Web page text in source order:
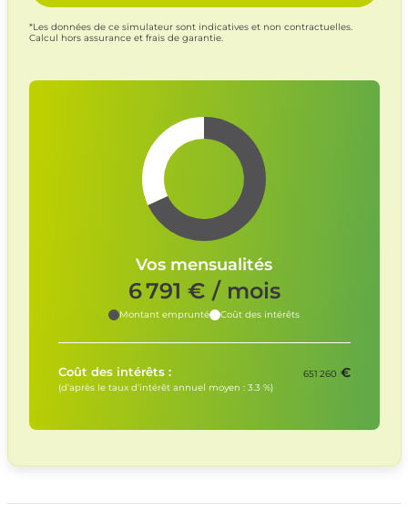
*Les données de ce simulateur sont indicatives et non contractuelles.
Calcul hors assurance et frais de garantie.
Vos mensualités
6 791 € / mois
Montant emprunté Coût des intérêts
Coût des intérêts : 651 260 €
(d’après le taux d’intérêt annuel moyen : 3.3 %)